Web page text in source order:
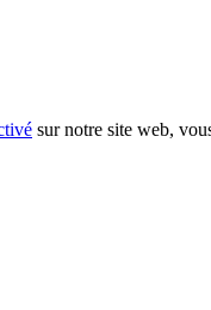
sur notre site web,